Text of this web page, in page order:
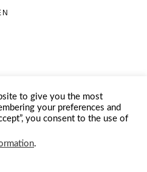
© 2026
to give you the most
your preferences and
you consent to the use of
.